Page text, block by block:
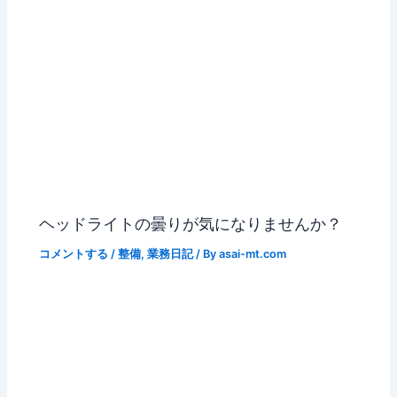
ヘッドライトの曇りが気になりませんか？
コメントする /整備,業務日記/ Byasai-mt.com